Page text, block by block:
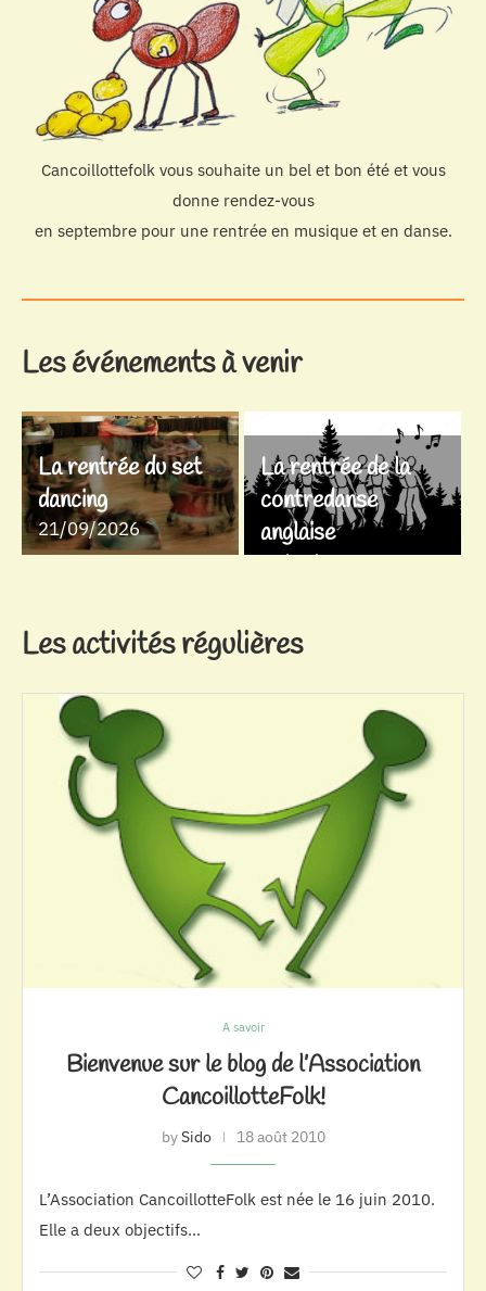
Cancoillottefolk vous souhaite un bel et bon été et vous
donne rendez-vous
en septembre pour une rentrée en musique et en danse.
Les événements à venir
La rentrée du set
dancing
21/09/2026
La rentrée de la
contredanse
anglaise
28/09/2026
Les activités régulières
A savoir
Bienvenue sur le blog de l’Association
CancoillotteFolk!
bySido 18 août 2010
L’Association CancoillotteFolk est née le 16 juin 2010.
Elle a deux objectifs…